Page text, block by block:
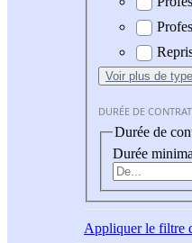
Voir plus de
DURÉE DE CONTRAT
Durée de
Durée
Appliquerle filtre